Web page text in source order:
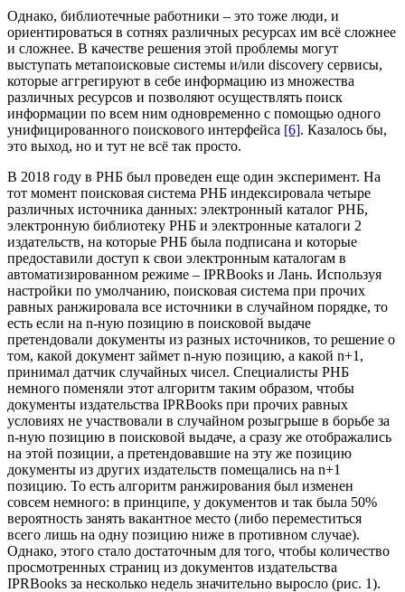
Однако, библиотечные работники – это тоже люди, и
ориентироваться в сотнях различных ресурсах им всё сложнее
и сложнее. В качестве решения этой проблемы могут
выступать метапоисковые системы и/или discovery сервисы,
которые аггрегируют в себе информацию из множества
различных ресурсов и позволяют осуществлять поиск
информации по всем ним одновременно с помощью одного
унифицированного поискового интерфейса [6]. Казалось бы,
это выход, но и тут не всё так просто.
В 2018 году в РНБ был проведен еще один эксперимент. На
тот момент поисковая система РНБ индексировала четыре
различных источника данных: электронный каталог РНБ,
электронную библиотеку РНБ и электронные каталоги 2
издательств, на которые РНБ была подписана и которые
предоставили доступ к свои электронным каталогам в
автоматизированном режиме – IPRBooks и Лань. Используя
настройки по умолчанию, поисковая система при прочих
равных ранжировала все источники в случайном порядке, то
есть если на n-ную позицию в поисковой выдаче
претендовали документы из разных источников, то решение о
том, какой документ займет n-ную позицию, а какой n+1,
принимал датчик случайных чисел. Специалисты РНБ
немного поменяли этот алгоритм таким образом, чтобы
документы издательства IPRBooks при прочих равных
условиях не участвовали в случайном розыгрыше в борьбе за
n-ную позицию в поисковой выдаче, а сразу же отображались
на этой позиции, а претендовавшие на эту же позицию
документы из других издательств помещались на n+1
позицию. То есть алгоритм ранжирования был изменен
совсем немного: в принципе, у документов и так была 50%
вероятность занять вакантное место (либо переместиться
всего лишь на одну позицию ниже в противном случае).
Однако, этого стало достаточным для того, чтобы количество
просмотренных страниц из документов издательства
IPRBooks за несколько недель значительно выросло (рис. 1).